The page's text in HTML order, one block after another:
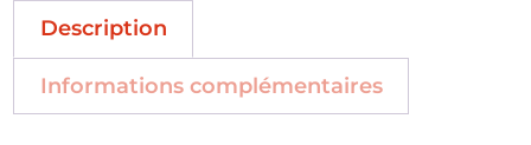
Description
Informations complémentaires